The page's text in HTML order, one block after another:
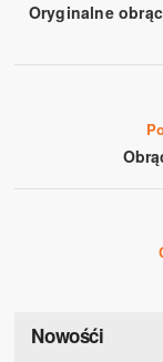
Oryginalne
Nowośći